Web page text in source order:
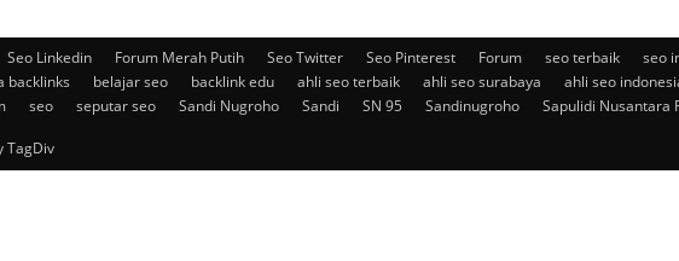
Seo Linkedin Forum Merah Putih Seo Twitter Seo Pinterest Forum seo terbaik seo
backlinks belajar seo backlink edu ahli seo terbaik ahli seo surabaya ahli seo
seo seputar seo Sandi Nugroho Sandi SN 95 Sandinugroho Sapulidi Nusantara
TagDiv